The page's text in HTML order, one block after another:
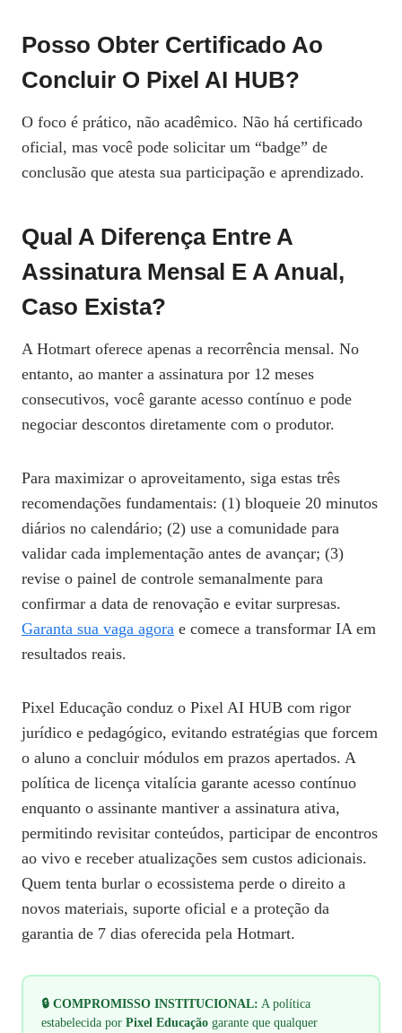
Posso Obter Certificado Ao
Concluir O Pixel AI HUB?
O foco é prático, não acadêmico. Não há certificado
oficial, mas você pode solicitar um “badge” de
conclusão que atesta sua participação e aprendizado.
Qual A Diferença Entre A
Assinatura Mensal E A Anual,
Caso Exista?
A Hotmart oferece apenas a recorrência mensal. No
entanto, ao manter a assinatura por 12 meses
consecutivos, você garante acesso contínuo e pode
negociar descontos diretamente com o produtor.
Para maximizar o aproveitamento, siga estas três
recomendações fundamentais: (1) bloqueie 20 minutos
diários no calendário; (2) use a comunidade para
validar cada implementação antes de avançar; (3)
revise o painel de controle semanalmente para
confirmar a data de renovação e evitar surpresas.
Garanta sua vaga agora e comece a transformar IA em
resultados reais.
Pixel Educação conduz o Pixel AI HUB com rigor
jurídico e pedagógico, evitando estratégias que forcem
o aluno a concluir módulos em prazos apertados. A
política de licença vitalícia garante acesso contínuo
enquanto o assinante mantiver a assinatura ativa,
permitindo revisitar conteúdos, participar de encontros
ao vivo e receber atualizações sem custos adicionais.
Quem tenta burlar o ecossistema perde o direito a
novos materiais, suporte oficial e a proteção da
garantia de 7 dias oferecida pela Hotmart.
🔒 COMPROMISSO INSTITUCIONAL: A política
estabelecida por Pixel Educação garante que qualquer